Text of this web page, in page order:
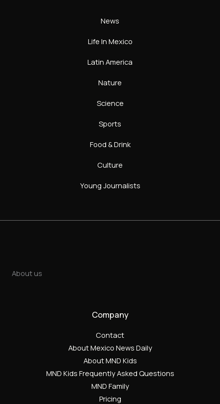
News
Life In Mexico
Latin America
Nature
Science
Sports
Food & Drink
Culture
Young Journalists
About us
Company
Contact
About Mexico News Daily
About MND Kids
MND Kids Frequently Asked Questions
MND Family
Pricing